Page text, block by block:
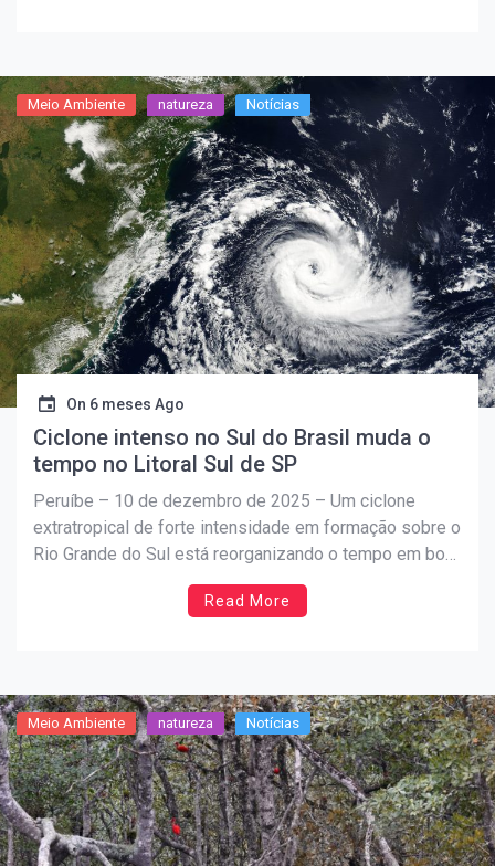
Meio Ambiente natureza Notícias
On 6 meses Ago
Ciclone intenso no Sul do Brasil muda o
tempo no Litoral Sul de SP
Peruíbe – 10 de dezembro de 2025 – Um ciclone
extratropical de forte intensidade em formação sobre o
Rio Grande do Sul está reorganizando o tempo em boa
parte do Brasil e já ajuda a explicar o “forno” desta
quarta-feira no Litoral Sul paulista. De acordo com a
Read More
Meio Ambiente natureza Notícias